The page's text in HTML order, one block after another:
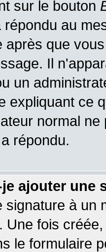
sur le bouton
répondu au
après que
Il
un
expliquant ce
normal
répondu.
ajouter une
signature à un
Une fois
le formulaire